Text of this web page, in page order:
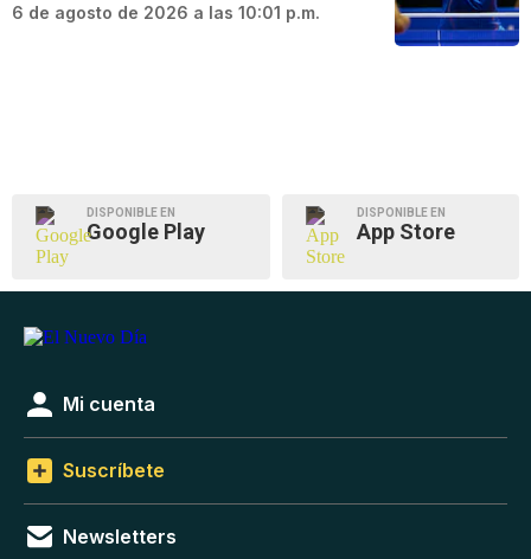
6 de agosto de 2026 a las 10:01 p.m.
DISPONIBLE EN
Google Play
DISPONIBLE EN
App Store
Mi cuenta
Suscríbete
Newsletters